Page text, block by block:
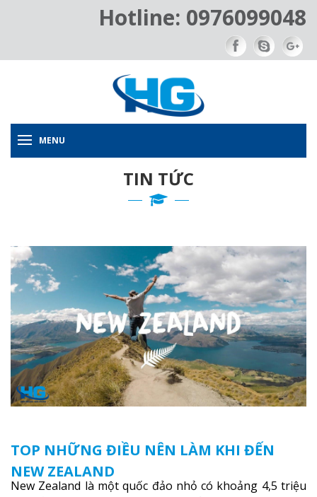
Hotline: 0976099048
MENU
TIN TỨC
TOP NHỮNG ĐIỀU NÊN LÀM KHI ĐẾN
NEW ZEALAND
New Zealand là một quốc đảo nhỏ có khoảng 4,5 triệu